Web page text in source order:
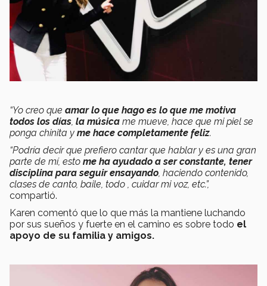
“Yo creo que amar lo que hago es lo que me motiva
todos los días, la música me mueve, hace que mi piel se
ponga chinita y me hace completamente feliz.
“Podría decir que prefiero cantar que hablar y es una gran
parte de mí, esto me ha ayudado a ser constante, tener
disciplina para seguir ensayando, haciendo contenido,
clases de canto, baile, todo , cuidar mi voz, etc.”,
compartió.
Karen comentó que lo que más la mantiene luchando
por sus sueños y fuerte en el camino es sobre todo el
apoyo de su familia y amigos.